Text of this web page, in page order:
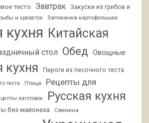
тесто Завтрак
Закуски из грибов и
и креветок Запеканка картофельная
кухня Китайская
стол Обед Овощные
кухня Пироги из песочного теста
теста Птица
Рецепты для
заготовок Русская кухня
без майонеза Свинина